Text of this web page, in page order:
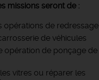
missions seront de :
opérations de redressage
de véhicules
opération de ponçage de
vitres ou réparer les